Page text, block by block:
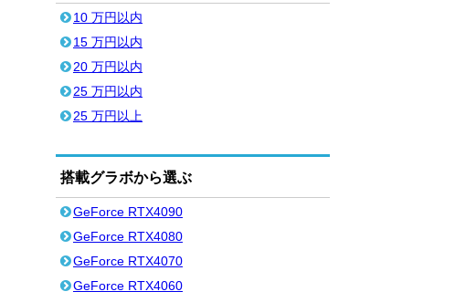
10 万円以内
15 万円以内
20 万円以内
25 万円以内
25 万円以上
搭載グラボから選ぶ
GeForce RTX4090
GeForce RTX4080
GeForce RTX4070
GeForce RTX4060